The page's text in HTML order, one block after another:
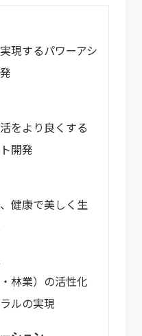
現するパワーアシ
をより良くする
開発
健康で美しく生
林業）の活性化
ルの実現